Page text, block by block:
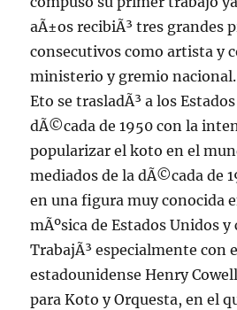
aÃ±os recibiÃ³ tres grandes
consecutivos como artista y
ministerio y gremio nacional.
Eto se trasladÃ³ a los
dÃ©cada de 1950 con la
popularizar el koto en el
mediados de la dÃ©cada de
en una figura muy conocida
mÃºsica de Estados Unidos
TrabajÃ³ especialmente con
estadounidense Henry
para Koto y Orquesta, en el